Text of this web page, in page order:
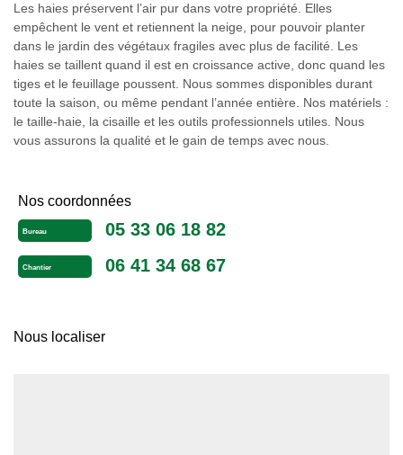
Les haies préservent l’air pur dans votre propriété. Elles
empêchent le vent et retiennent la neige, pour pouvoir planter
dans le jardin des végétaux fragiles avec plus de facilité. Les
haies se taillent quand il est en croissance active, donc quand les
tiges et le feuillage poussent. Nous sommes disponibles durant
toute la saison, ou même pendant l’année entière. Nos matériels :
le taille-haie, la cisaille et les outils professionnels utiles. Nous
vous assurons la qualité et le gain de temps avec nous.
Nos coordonnées
Bureau 05 33 06 18 82
Chantier 06 41 34 68 67
Nous localiser